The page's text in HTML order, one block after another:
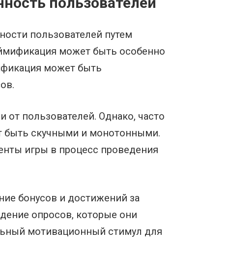
пользователей путем
может быть особенно
может быть
пользователей. Однако, часто
быть скучными и монотонными.
игры в процесс проведения
бонусов и достижений за
опросов, которые они
мотивационный стимул для